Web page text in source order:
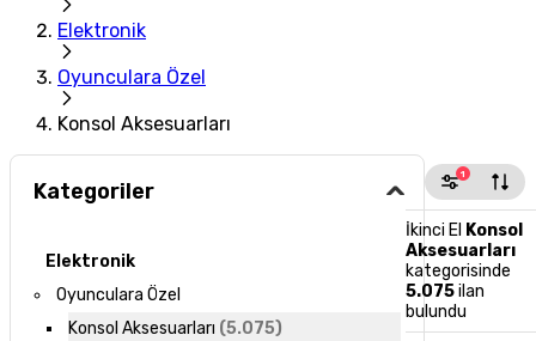
Elektronik
Oyunculara Özel
Konsol Aksesuarları
Kategoriler
Elektronik
Oyunculara Özel
Konsol Aksesuarları (5.075)
1
İkinci El Konsol
Aksesuarları
kategorisinde
5.075ilan
bulundu